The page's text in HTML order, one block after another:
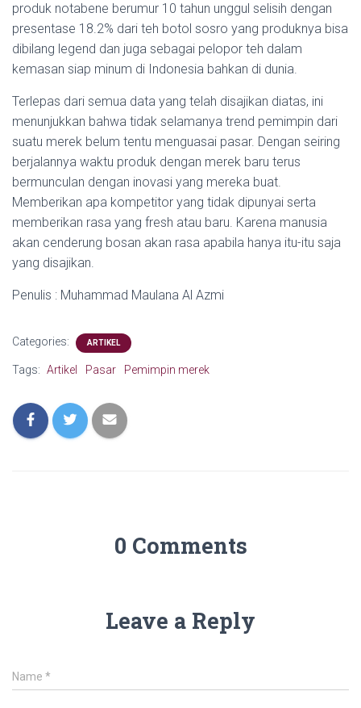
produk notabene berumur 10 tahun unggul selisih dengan
presentase 18.2% dari teh botol sosro yang produknya bisa
dibilang legend dan juga sebagai pelopor teh dalam
kemasan siap minum di Indonesia bahkan di dunia.
Terlepas dari semua data yang telah disajikan diatas, ini
menunjukkan bahwa tidak selamanya trend pemimpin dari
suatu merek belum tentu menguasai pasar. Dengan seiring
berjalannya waktu produk dengan merek baru terus
bermunculan dengan inovasi yang mereka buat.
Memberikan apa kompetitor yang tidak dipunyai serta
memberikan rasa yang fresh atau baru. Karena manusia
akan cenderung bosan akan rasa apabila hanya itu-itu saja
yang disajikan.
Penulis : Muhammad Maulana Al Azmi
Categories: ARTIKEL
Tags: Artikel Pasar Pemimpin merek
0 Comments
Leave a Reply
Name *